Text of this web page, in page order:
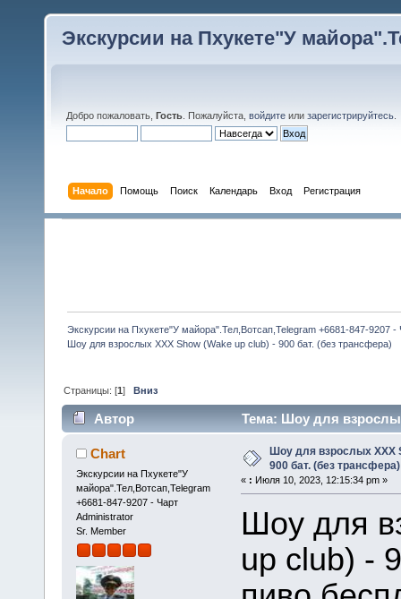
Экскурсии на Пхукете"У
Добро пожаловать, Гость . Пожалуйста, войдите или зарегистрируйтесь
Начало Помощь Поиск Календарь Вход Регистрация
Экскурсии на Пхукете"У майора".Тел,Вотсап,Telegram +6681-847-9207 -
Шоу для взрослых XXX Show (Wake up club) - 900 бат. (без трансфера)
Страницы: [1]Вниз
Автор
Тема: Шоу для
(Прочитано 60360 раз)
Chart
Экскурсии на Пхукете"У
майора".Тел,Вотсап,Telegram
+6681-847-9207 - Чарт
Administrator
Sr. Member
Шоу для взрослых XXX
900 бат. (без трансфера)
« : Июля 10, 2023, 12:15:34 pm »
Шоу для
up club) -